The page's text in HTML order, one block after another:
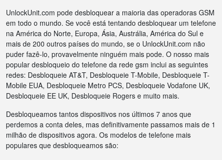
UnlockUnit.com pode desbloquear a maioria das operadoras GSM
em todo o mundo. Se você está tentando desbloquear um telefone
na América do Norte, Europa, Ásia, Austrália, América do Sul e
mais de 200 outros países do mundo, se o UnlockUnit.com não
puder fazê-lo, provavelmente ninguém mais pode. O nosso mais
popular desbloqueio do telefone da rede gsm inclui as seguintes
redes: Desbloqueie AT&T, Desbloqueie T-Mobile, Desbloqueie T-
Mobile EUA, Desbloqueie Metro PCS, Desbloqueie Vodafone UK,
Desbloqueie EE UK, Desbloqueie Rogers e muito mais.
Desbloqueamos tantos dispositivos nos últimos 7 anos que
perdemos a conta deles, mas definitivamente passamos mais de 1
milhão de dispositivos agora. Os modelos de telefone mais
populares que desbloqueamos são: